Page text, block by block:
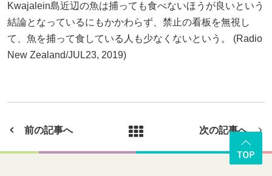
Kwajalein島近辺の魚は捕っても食べないほうが良いという
結論となっているにもかかわらず、禁止の看板を無視し
て、魚を捕って食している人も少なくないという。 (Radio
New Zealand/JUL23, 2019)
前の記事へ 次の記事へ